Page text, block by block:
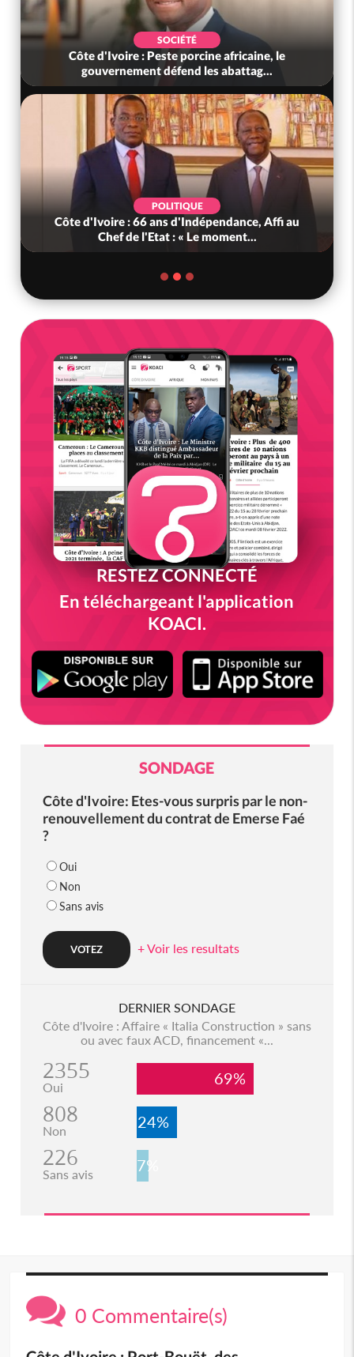
POLITIQUE
Mali : Les FAMa accueillent 254 anciens
combattants issus de groupes armés
POLITIQUE
Côte d'Ivoire : PDCI, l'ancienneté de Thiam au
Bureau Politique contestée,...
RESTEZ CONNECTÉ
En téléchargeant l'application
KOACI.
SONDAGE
Côte d'Ivoire: Etes-vous surpris par le non-
renouvellement du contrat de Emerse Faé
?
Oui
Non
Sans avis
+ Voir les resultats
DERNIER SONDAGE
Côte d'Ivoire : Affaire « Italia Construction » sans
ou avec faux ACD, financement «...
2355
Oui 69%
808
Non 24%
226
Sans avis 7%
0 Commentaire(s)